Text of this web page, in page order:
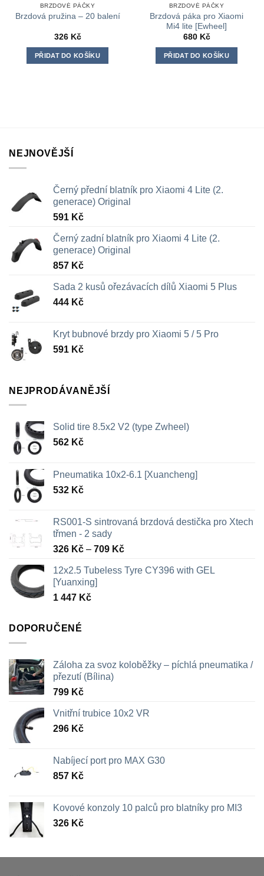
BRZDOVÉ PÁČKY
Brzdová pružina – 20 balení
326 Kč
PŘIDAT DO KOŠÍKU
BRZDOVÉ PÁČKY
Brzdová páka pro Xiaomi
Mi4 lite [Ewheel]
680 Kč
PŘIDAT DO KOŠÍKU
NEJNOVĚJŠÍ
Černý přední blatník pro Xiaomi 4 Lite (2.
generace) Original
591 Kč
Černý zadní blatník pro Xiaomi 4 Lite (2.
generace) Original
857 Kč
Sada 2 kusů ořezávacích dílů Xiaomi 5 Plus
444 Kč
Kryt bubnové brzdy pro Xiaomi 5 / 5 Pro
591 Kč
NEJPRODÁVANĚJŠÍ
Solid tire 8.5x2 V2 (type Zwheel)
562 Kč
Pneumatika 10x2-6.1 [Xuancheng]
532 Kč
RS001-S sintrovaná brzdová destička pro Xtech
třmen - 2 sady
326 Kč – 709 KčRozpětí
326 Kč
12x2.5 Tubeless Tyre CY396 with GEL
[Yuanxing]
1 447 Kč
DOPORUČENÉ
Záloha za svoz koloběžky – píchlá pneumatika /
přezutí (Bílina)
799 Kč
Vnitřní trubice 10x2 VR
296 Kč
Nabíjecí port pro MAX G30
857 Kč
Kovové konzoly 10 palců pro blatníky pro MI3
326 Kč